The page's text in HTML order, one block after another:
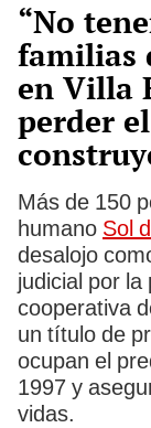
“No
familias
en Villa
perder
Más de 150
humano Sol
desalojo
judicial por
cooperativa
un título de
ocupan el
1997 y
vidas.